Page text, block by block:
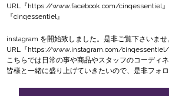
URL『https://www.facebook.com/cinqessentiel
『cinqessentiel』
instagram を開始致しました。是非ご覧下さいませ
URL『https://www.instagram.com/cinqessentiel/
こちらでは日常の事や商品やスタッフのコーディネ
皆様と一緒に盛り上げていきたいので、是非フ